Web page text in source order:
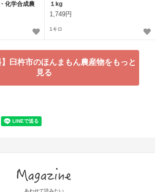
化学合成農
１kg
1,749円
1キロ
臼杵市のほんまもん農産物をもっと
見る
あわせて読みたい